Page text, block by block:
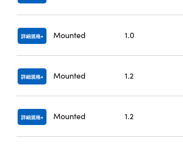
詳細規格 Mounted 1.0
詳細規格 Mounted 1.2
詳細規格 Mounted 1.2